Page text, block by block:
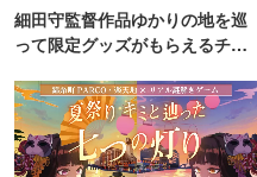
細田守監督作品ゆかりの地を巡
って限定グッズがもらえるチャ